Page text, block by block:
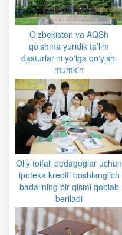
O‘zbekiston va AQSh
qo‘shma yuridik ta’lim
dasturlarini yo‘lga qo‘yishi
mumkin
Oliy toifali pedagoglar uchun
ipoteka krediti boshlangʻich
badalining bir qismi qoplab
beriladi